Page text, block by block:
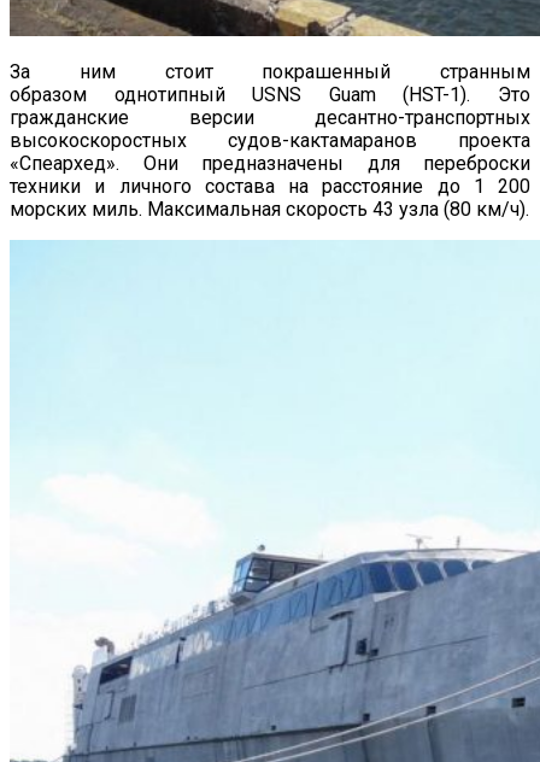
За ним стоит покрашенный странным
образом однотипный USNS Guam (HST-1). Это
гражданские версии десантно-транспортных
высокоскоростных судов-кактамаранов проекта
«Спеархед». Они предназначены для переброски
техники и личного состава на расстояние до 1 200
морских миль. Максимальная скорость 43 узла (80 км/ч).